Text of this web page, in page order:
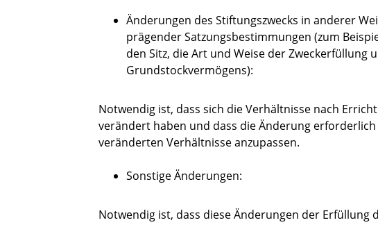
Änderungen des Stiftungszwecks in anderer
prägender Satzungsbestimmungen (zum
den Sitz, die Art und Weise der Zweckerfüllung
Grundstockvermögens):
Notwendig ist, dass sich die Verhältnisse nach
verändert haben und dass die Änderung
veränderten Verhältnisse anzupassen.
Sonstige Änderungen:
Notwendig ist, dass diese Änderungen der Erfüllung